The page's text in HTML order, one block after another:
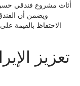
أثاث مشروع فندقي حسن
ويضمن أن
الاحتفاظ بالقيمة
تعزيز